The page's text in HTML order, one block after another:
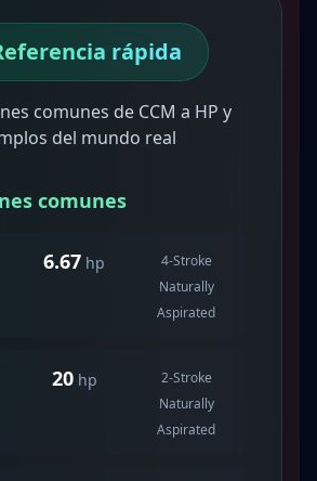
rápida
comunes de CCM a HP y
del mundo real
comunes
6.67 hp
4-Stroke
Naturally
Aspirated
20 hp
2-Stroke
Naturally
Aspirated